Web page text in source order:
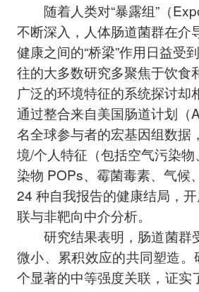
随着人类对“暴露组”（
不断深入，人体肠道菌群在介
健康之间的“桥梁”作用日益受
往的大多数研究多聚焦于饮食
广泛的环境特征的系统探讨却
通过整合来自美国肠道计划（
名全球参与者的宏基因组数据
境/个人特征（包括空气污染
染物 POPs、霉菌毒素、气候
24 种自我报告的健康结局，
联与非靶向中介分析。
研究结果表明，肠道菌群
微小、累积效应的共同塑造
个显著的中等强度关联，证实